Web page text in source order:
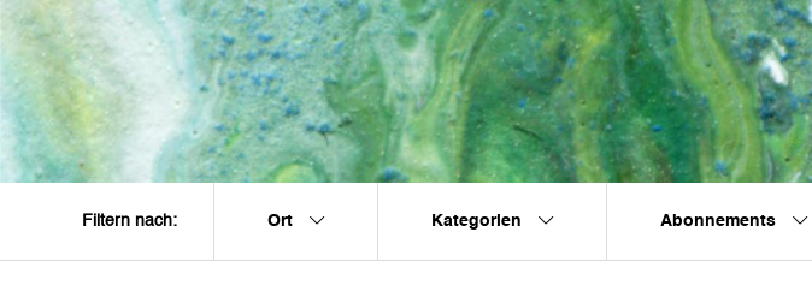
Filtern nach: Ort Kategorien Abonnements